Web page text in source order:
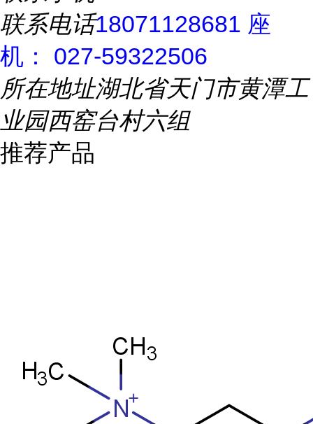
联系电话18071128681 座
机： 027-59322506
所在地址湖北省天门市黄潭工
业园西窑台村六组
推荐产品